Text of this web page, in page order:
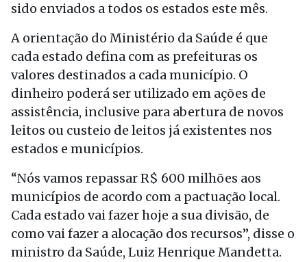
sido enviados a todos os estados este mês.
A orientação do Ministério da Saúde é que
cada estado defina com as prefeituras os
valores destinados a cada município. O
dinheiro poderá ser utilizado em ações de
assistência, inclusive para abertura de novos
leitos ou custeio de leitos já existentes nos
estados e municípios.
“Nós vamos repassar R$ 600 milhões aos
municípios de acordo com a pactuação local.
Cada estado vai fazer hoje a sua divisão, de
como vai fazer a alocação dos recursos”, disse o
ministro da Saúde, Luiz Henrique Mandetta.